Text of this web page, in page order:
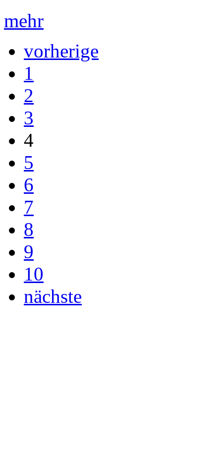
mehr
vorherige
1
2
3
4
5
6
7
8
9
10
nächste